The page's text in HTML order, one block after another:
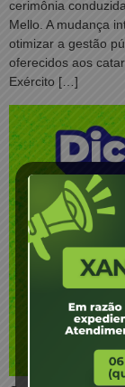
cerimônia
Mello. A mudança
otimizar a gestão
oferecidos aos
Exército […]